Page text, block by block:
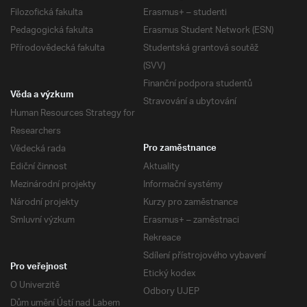
Filozofická fakulta
Pedagogická fakulta
Přírodovědecká fakulta
Erasmus+ – studenti
Erasmus Student Network (ESN)
Studentská grantová soutěž
(SVV)
Finanční podpora studentů
Stravování a ubytování
Věda a výzkum
Human Resources Strategy for
Researchers
Vědecká rada
Ediční činnost
Mezinárodní projekty
Národní projekty
Smluvní výzkum
Pro zaměstnance
Aktuality
Informační systémy
Kurzy pro zaměstnance
Erasmus+ – zaměstnaci
Rekreace
Sdílení přístrojového vybavení
Etický kodex
Odbory UJEP
Pro veřejnost
O Univerzitě